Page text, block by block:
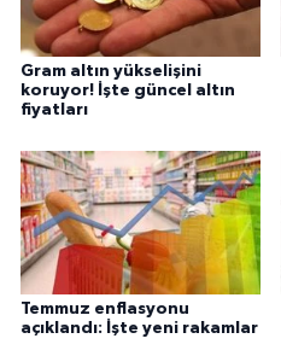
Gram altın yükselişini
koruyor! İşte güncel altın
fiyatları
Temmuz enflasyonu
açıklandı: İşte yeni rakamlar